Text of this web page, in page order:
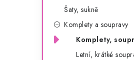
Šaty, sukně
Komplety a soupravy
Komplety,
Letní, krátké